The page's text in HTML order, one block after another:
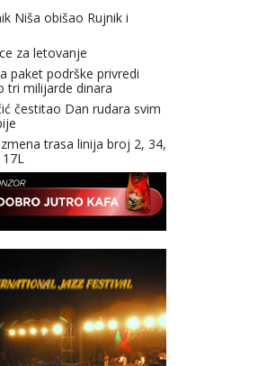
Niša obišao Rujnik i
za letovanje
paket podrške privredi
tri milijarde dinara
čestitao Dan rudara svim
trasa linija broj 2, 34,